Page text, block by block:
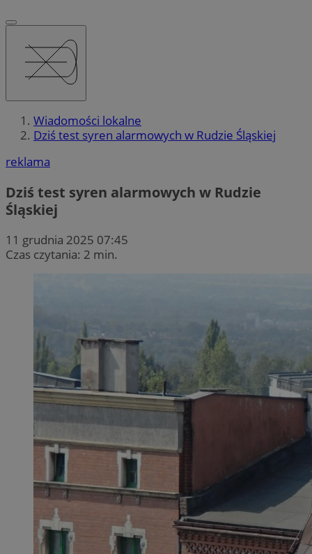
Wiadomości lokalne
Dziś test syren alarmowych w Rudzie Śląskiej
reklama
Dziś test syren alarmowych w Rudzie
Śląskiej
11 grudnia 2025 07:45
Czas czytania: 2 min.